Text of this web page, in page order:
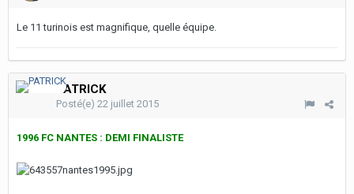
Le 11 turinois est magnifique, quelle équipe.
PATRICK
Posté(e) 22 juillet 2015
1996 FC NANTES : DEMI FINALISTE